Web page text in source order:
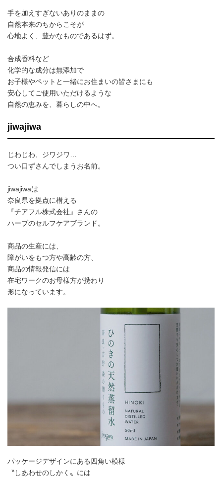
手を加えすぎないありのままの
自然本来のちからこそが
心地よく、豊かなものであるはず。
合成香料など
化学的な成分は無添加で
お子様やペットと一緒にお住まいの皆さまにも
安心してご使用いただけるような
自然の恵みを、暮らしの中へ。
jiwajiwa
じわじわ、ジワジワ…
つい口ずさんでしまうお名前。
jiwajiwaは
奈良県を拠点に構える
『チアフル株式会社』さんの
ハーブのセルフケアブランド。
商品の生産には、
障がいをもつ方や高齢の方、
商品の情報発信には
在宅ワークのお母様方が携わり
形になっています。
パッケージデザインにある四角い模様
〝しあわせのしかく〟には